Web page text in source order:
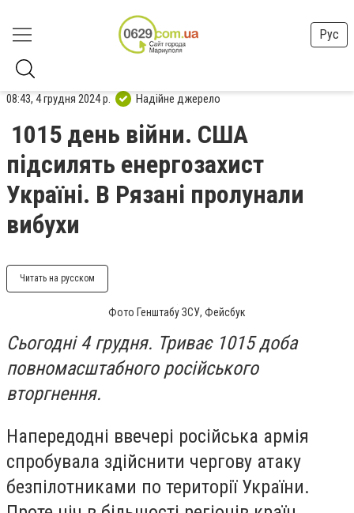
Рус
08:43, 4 грудня 2024 р. Надійне джерело
1015 день війни. США
підсилять енергозахист
Україні. В Рязані пролунали
вибухи
Читать на русском
Фото Генштабу ЗСУ, Фейсбук
Сьогодні 4 грудня. Триває 1015 доба
повномасштабного російського
вторгнення.
Напередодні ввечері російська армія
спробувала здійснити чергову атаку
безпілотниками по території України.